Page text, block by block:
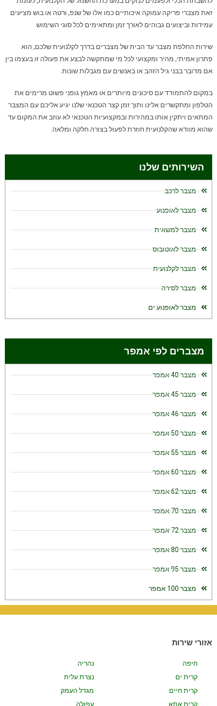
זאת מצברי פריקה עמוקה איכותיים כמו אלו של שנפ, ורטה או בוש מציעים
עמידות וביצועים גבוהים לאורך זמן ומתאימים לכל סוגי השימוש.
שירות החלפת מצבר עד הבית של מצברים בדרך לקלנועית שלכם, הוא
פתרון אמיתי, מהיר ומקצועי לכל מי שמתקשה לבצע את פעולה זו בעצמו בין
אם מדובר בבני גיל הזהב או באנשים עם מגבלות שונות
במקום להתמודד עם סיכונים מיותרים או מאמץ גופני פשוט מרימים את
הטלפון ומתקשרים אלינו ותוך זמן קצר הטכנאי שלנו יגיע אליכם עם המצבר
המתאים ויתקין אותו במהירות ובמקצועיות הטכנאי לא עוזב את המקום עד
שהוא מוודא שהקלנועית חוזרת לפעול בצורה חלקה ומלאה
השירותים שלנו
מצבר לרכב
מצבר לאופנוע
מצבר למשאית
מצבר לאוטובוס
מצבר לקלנועית
מצבר לסירה
מצבר לאופנוע ים
מצברים לפי אמפר
מצבר 40 אמפר
מצבר 45 אמפר
מצבר 46 אמפר
מצבר 50 אמפר
מצבר 55 אמפר
מצבר 60 אמפר
מצבר 62 אמפר
מצבר 70 אמפר
מצבר 72 אמפר
מצבר 80 אמפר
מצבר 95 אמפר
מצבר 100 אמפר
אזורי שירות
חיפה
קרית ים
קרית חיים
קרית אתא
נהריה
נצרת עלית
מגדל העמק
עפולה